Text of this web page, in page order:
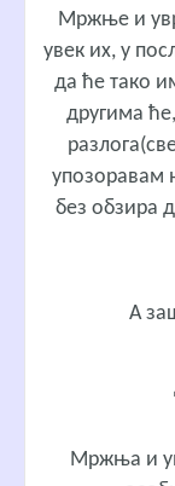
Мржње и
увек их, у
да ће тако
другима
упозоравам
без обзира
А
Мржња и